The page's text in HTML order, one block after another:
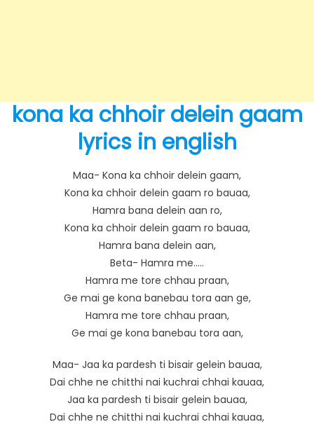
kona ka chhoir delein gaam
lyrics in english
Maa- Kona ka chhoir delein gaam,
Kona ka chhoir delein gaam ro bauaa,
Hamra bana delein aan ro,
Kona ka chhoir delein gaam ro bauaa,
Hamra bana delein aan,
Beta- Hamra me…..
Hamra me tore chhau praan,
Ge mai ge kona banebau tora aan ge,
Hamra me tore chhau praan,
Ge mai ge kona banebau tora aan,
Maa- Jaa ka pardesh ti bisair gelein bauaa,
Dai chhe ne chitthi nai kuchrai chhai kauaa,
Jaa ka pardesh ti bisair gelein bauaa,
Dai chhe ne chitthi nai kuchrai chhai kauaa,